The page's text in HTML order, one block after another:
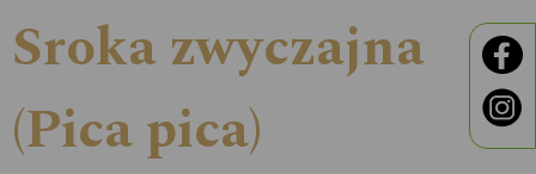
Sroka zwyczajna
(Pica pica)